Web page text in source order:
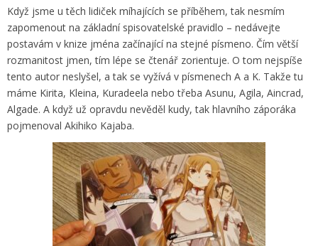
Když jsme u těch lidiček míhajících se příběhem, tak nesmím
zapomenout na základní spisovatelské pravidlo – nedávejte
postavám v knize jména začínající na stejné písmeno. Čím větší
rozmanitost jmen, tím lépe se čtenář zorientuje. O tom nejspíše
tento autor neslyšel, a tak se vyžívá v písmenech A a K. Takže tu
máme Kirita, Kleina, Kuradeela nebo třeba Asunu, Agila, Aincrad,
Algade. A když už opravdu nevěděl kudy, tak hlavního záporáka
pojmenoval Akihiko Kajaba.